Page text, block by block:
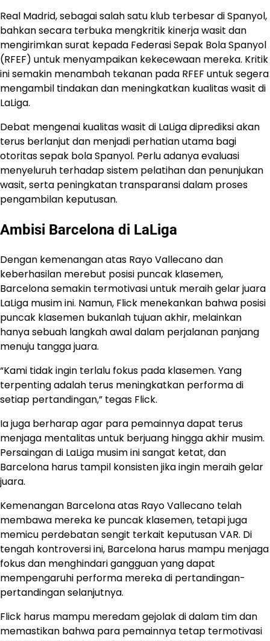
Real Madrid, sebagai salah satu klub terbesar di Spanyol,
bahkan secara terbuka mengkritik kinerja wasit dan
mengirimkan surat kepada Federasi Sepak Bola Spanyol
(RFEF) untuk menyampaikan kekecewaan mereka. Kritik
ini semakin menambah tekanan pada RFEF untuk segera
mengambil tindakan dan meningkatkan kualitas wasit di
LaLiga.
Debat mengenai kualitas wasit di LaLiga diprediksi akan
terus berlanjut dan menjadi perhatian utama bagi
otoritas sepak bola Spanyol. Perlu adanya evaluasi
menyeluruh terhadap sistem pelatihan dan penunjukan
wasit, serta peningkatan transparansi dalam proses
pengambilan keputusan.
Ambisi Barcelona di LaLiga
Dengan kemenangan atas Rayo Vallecano dan
keberhasilan merebut posisi puncak klasemen,
Barcelona semakin termotivasi untuk meraih gelar juara
LaLiga musim ini. Namun, Flick menekankan bahwa posisi
puncak klasemen bukanlah tujuan akhir, melainkan
hanya sebuah langkah awal dalam perjalanan panjang
menuju tangga juara.
“Kami tidak ingin terlalu fokus pada klasemen. Yang
terpenting adalah terus meningkatkan performa di
setiap pertandingan,” tegas Flick.
Ia juga berharap agar para pemainnya dapat terus
menjaga mentalitas untuk berjuang hingga akhir musim.
Persaingan di LaLiga musim ini sangat ketat, dan
Barcelona harus tampil konsisten jika ingin meraih gelar
juara.
Kemenangan Barcelona atas Rayo Vallecano telah
membawa mereka ke puncak klasemen, tetapi juga
memicu perdebatan sengit terkait keputusan VAR. Di
tengah kontroversi ini, Barcelona harus mampu menjaga
fokus dan menghindari gangguan yang dapat
mempengaruhi performa mereka di pertandingan-
pertandingan selanjutnya.
Flick harus mampu meredam gejolak di dalam tim dan
memastikan bahwa para pemainnya tetap termotivasi